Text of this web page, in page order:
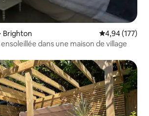
Brighton Évaluation
4,94 (177)
dans une maison de village